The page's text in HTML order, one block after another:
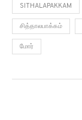
SITHALAPAKKAM
சித்தாலபாக்கம்
மோர்